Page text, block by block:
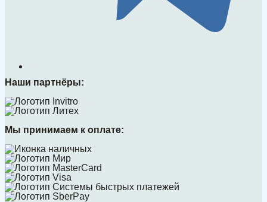
Наши партнёры:
Мы принимаем к оплате: